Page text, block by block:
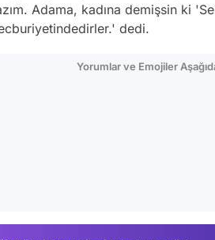
Adama, kadına demişsin ki
dedi.
Yorumlar ve Emojiler